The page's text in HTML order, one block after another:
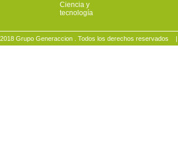
Ciencia y
tecnología
2018 Grupo Generaccion . Todos los derechos reservados |